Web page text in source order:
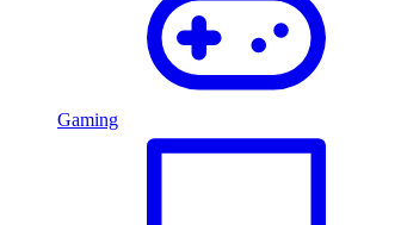
Gaming